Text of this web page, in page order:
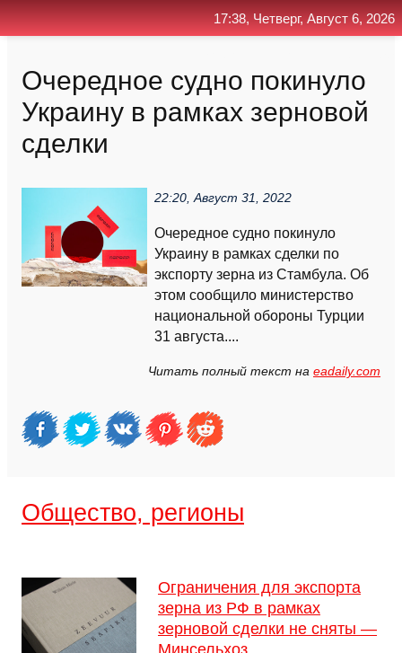
Очередное судно покинуло
Украину в рамках зерновой
сделки
22:20, Август 31, 2022
Очередное судно покинуло
Украину в рамках сделки по
экспорту зерна из Стамбула. Об
этом сообщило министерство
национальной обороны Турции
31 августа....
Читать полный текст на eadaily.com
Общество, регионы
Ограничения для экспорта
зерна из РФ в рамках
зерновой сделки не сняты —
Минсельхоз
17:38, Четверг, Август 6, 2026